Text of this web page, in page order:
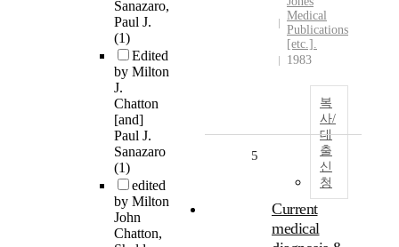
Sanazaro,
Paul J.
(1)
Edited
by Milton
J.
Chatton
[and]
Paul J.
Sanazaro
(1)
edited
by Milton
John
Chatton,
Medical
Publications
[etc.].
1983
복
사/
대
출
신
청
5
Current
medical